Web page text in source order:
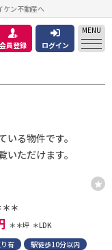
ケン不動産へ
会員登録 ログイン
MENU
る物件です。
ただけます。
＊
＊＊坪 ＊LDK
有
駅徒歩10分以内